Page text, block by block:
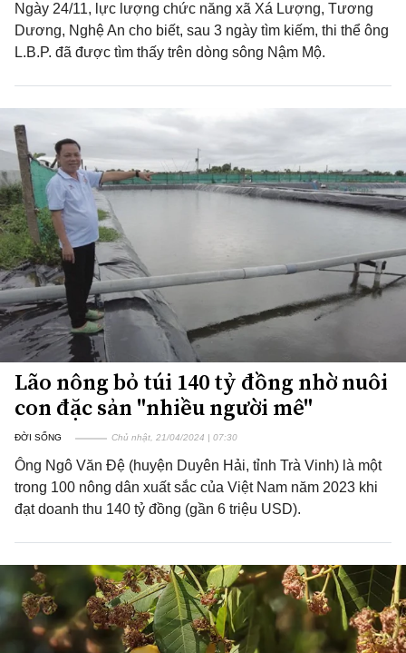
Ngày 24/11, lực lượng chức năng xã Xá Lượng, Tương
Dương, Nghệ An cho biết, sau 3 ngày tìm kiếm, thi thể ông
L.B.P. đã được tìm thấy trên dòng sông Nậm Mộ.
Lão nông bỏ túi 140 tỷ đồng nhờ nuôi
con đặc sản "nhiều người mê"
ĐỜI SỐNG Chủ nhật, 21/04/2024 | 07:30
Ông Ngô Văn Đệ (huyện Duyên Hải, tỉnh Trà Vinh) là một
trong 100 nông dân xuất sắc của Việt Nam năm 2023 khi
đạt doanh thu 140 tỷ đồng (gần 6 triệu USD).